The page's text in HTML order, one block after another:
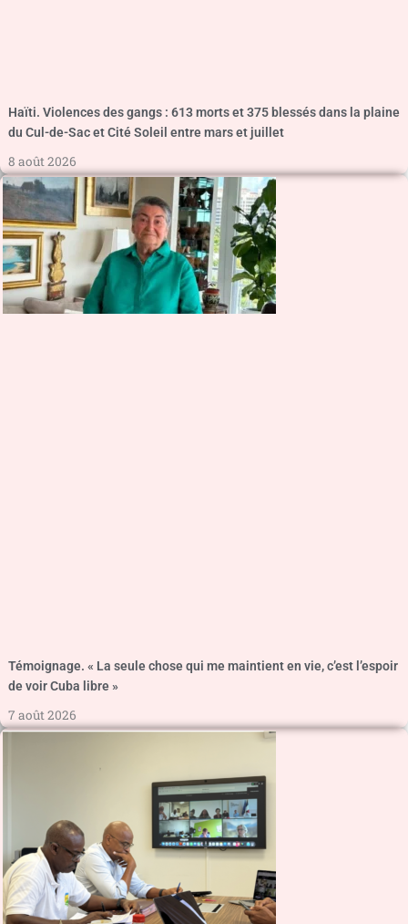
Haïti. Violences des gangs : 613 morts et 375 blessés dans la plaine
du Cul-de-Sac et Cité Soleil entre mars et juillet
8 août 2026
Témoignage. « La seule chose qui me maintient en vie, c’est l’espoir
de voir Cuba libre »
7 août 2026